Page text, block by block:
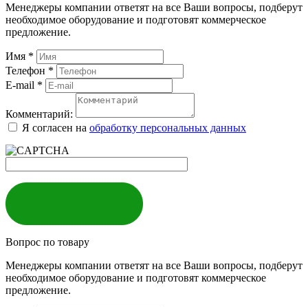
Менеджеры компании ответят на все Ваши вопросы, подберут
необходимое оборудование и подготовят коммерческое
предложение.
Имя *
Телефон *
E-mail *
Комментарий:
Я согласен на обработку персональных данных
Вопрос по товару
Менеджеры компании ответят на все Ваши вопросы, подберут
необходимое оборудование и подготовят коммерческое
предложение.